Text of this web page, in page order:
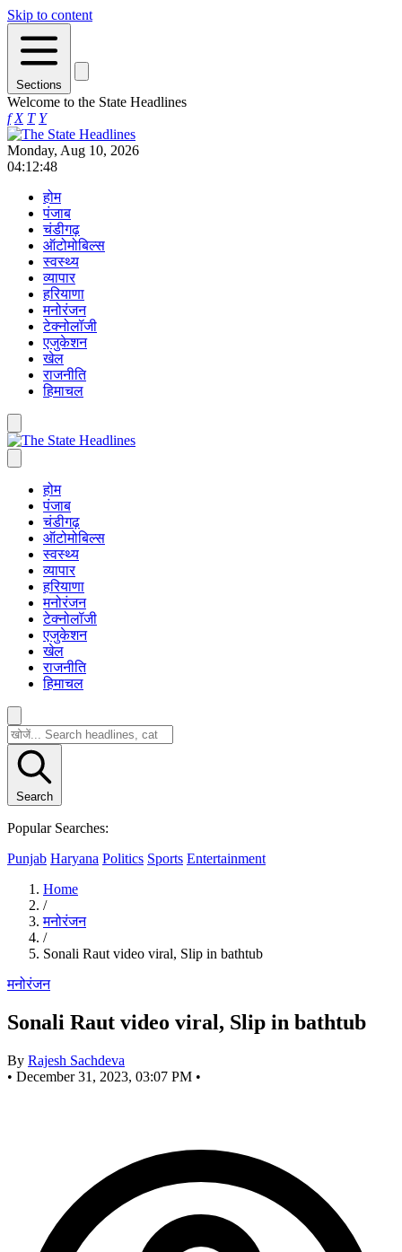
Skip to content
Sections
Welcome to the State Headlines
f X T Y
Monday, Aug 10, 2026
04:12:48
होम
पंजाब
चंडीगढ़
ऑटोमोबिल्स
स्वस्थ्य
व्यापार
हरियाणा
मनोरंजन
टेक्नोलॉजी
एजुकेशन
खेल
राजनीति
हिमाचल
होम
पंजाब
चंडीगढ़
ऑटोमोबिल्स
स्वस्थ्य
व्यापार
हरियाणा
मनोरंजन
टेक्नोलॉजी
एजुकेशन
खेल
राजनीति
हिमाचल
Search
Popular Searches:
Punjab Haryana Politics Sports Entertainment
Home
/
मनोरंजन
/
Sonali Raut video viral, Slip in bathtub
मनोरंजन
Sonali Raut video viral, Slip in bathtub
By Rajesh Sachdeva
• December 31, 2023, 03:07 PM •